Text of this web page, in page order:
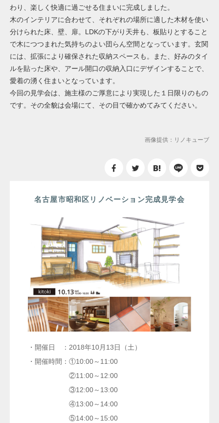
わり、楽しく快適に過ごせる住まいに完成しました。
木のインテリアに合わせて、それぞれの場所に適した木材を使い
分けられた床、壁、扉。LDKの下がり天井も、板貼りとすること
で木につつまれた気持ちのよい団らん空間となっています。玄関
には、拡張により確保された収納スペースも。また、好みのタイ
ルを貼った床や、アール開口の収納入口にデザインすることで、
愛着の湧く住まいとなっています。
今回の見学会は、施主様のご厚意により実現した１日限りのもの
です。その全貌は会場にて、その目で確かめてみてください。
画像提供：リノキューブ
名古屋市昭和区リノベーション完成見学会
・開催日 ：2018年10月13日（土）
・開催時間：①10:00～11:00
②11:00～12:00
③12:00～13:00
④13:00～14:00
⑤14:00～15:00